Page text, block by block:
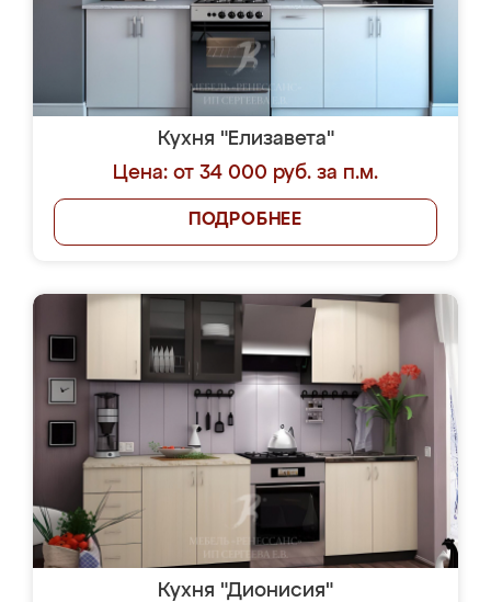
Кухня "Елизавета"
Цена: от 34 000 руб. за п.м.
ПОДРОБНЕЕ
Кухня "Дионисия"